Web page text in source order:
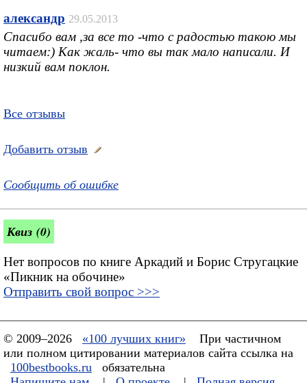
александр 29.05.2013
Спасибо вам ,за все то -что с радостью такою мы
читаем:) Как жаль- что вы так мало написали. И
низкий вам поклон.
Все отзывы
Добавить отзыв
Сообщить об ошибке
Квиз (0)
Нет вопросов по книге Аркадий и Борис Стругацкие
«Пикник на обочине»
Отправить свой вопрос >>>
© 2009–2026 «100 лучших книг»
При частичном
или полном цитировании материалов сайта ссылка на
100bestbooks.ru
обязательна